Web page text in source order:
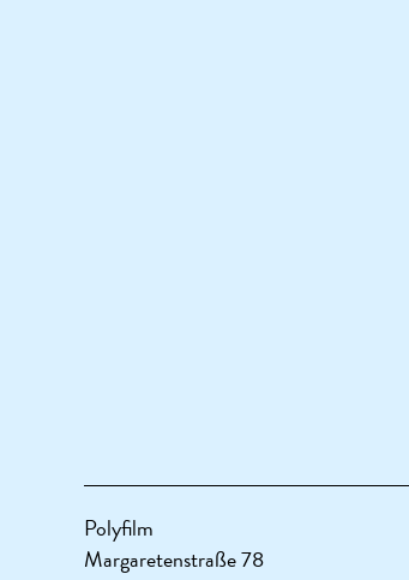
Polyfilm
Margaretenstraße 78